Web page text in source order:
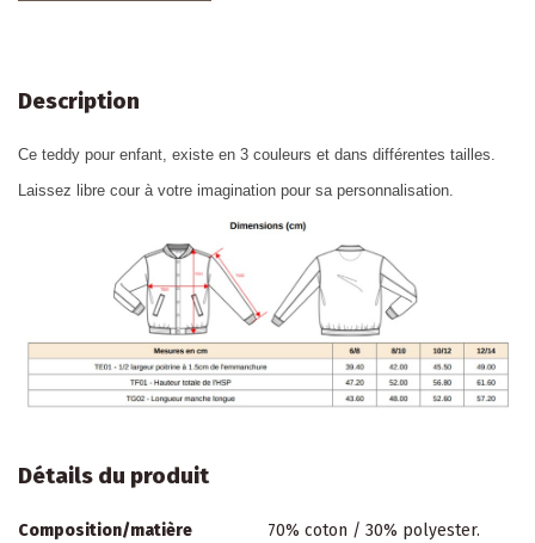
Description
Ce teddy pour enfant, existe en 3 couleurs et dans différentes tailles.
Laissez libre cour à votre imagination pour sa personnalisation.
Détails du produit
Composition/matière
70% coton / 30% polyester.